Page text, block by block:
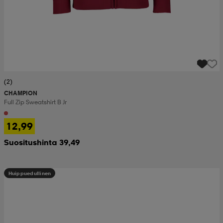
(2)
CHAMPION
Full Zip Sweatshirt B Jr
12,99
Suositushinta 39,49
Huippuedullinen